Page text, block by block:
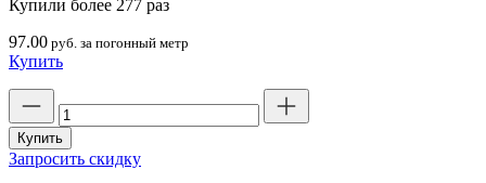
Купили более 277 раз
97.00 руб. за погонный метр
Купить
товара
Брезент
ПВ,
Купить
Запросить скидку